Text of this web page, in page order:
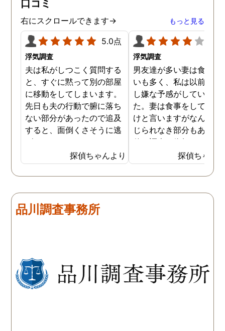
ましたが、真実を知るこ
ができて良かったです。
口コミ
右にスクロールできます→ もっと見る
5.0点
浮気調査
夫は私がしつこく質問する
と、すぐに黙って別の部屋
に移動をしてしまいます。
先日も夫の行動で腑に落ち
ない部分があったので追及
すると、面倒くさそうに逃
げてしまいました。そこで
探偵に夫の行動について調
査をしてもらうと、やはり
私の想像通り女と頻繁に会
た。さらに探偵が入手した
証拠から二人が肉体関係を
私が夫を疑うだけでは夫の
不倫の実態を知ることがで
きませんでしたので、真相
探偵ちゃんより
浮気調査
男友達が多い妻は食事の
いも多く、私は以前から
し嫌な予感がしていまし
た。妻は食事をしている
けと言いますがなんとも
じられなき部分もあり、
偵に調査を依頼しました
妻は定期的に男友達と食
に出かけているため、調
日は簡単に決めることが
果、妻が男友達と食事だ
した。想像以上に妻の浮
の状態が酷かったので、
然としてしまいました。
探偵ちゃん
品川調査事務所